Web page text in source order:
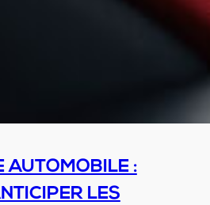
AUTOMOBILE :
LES